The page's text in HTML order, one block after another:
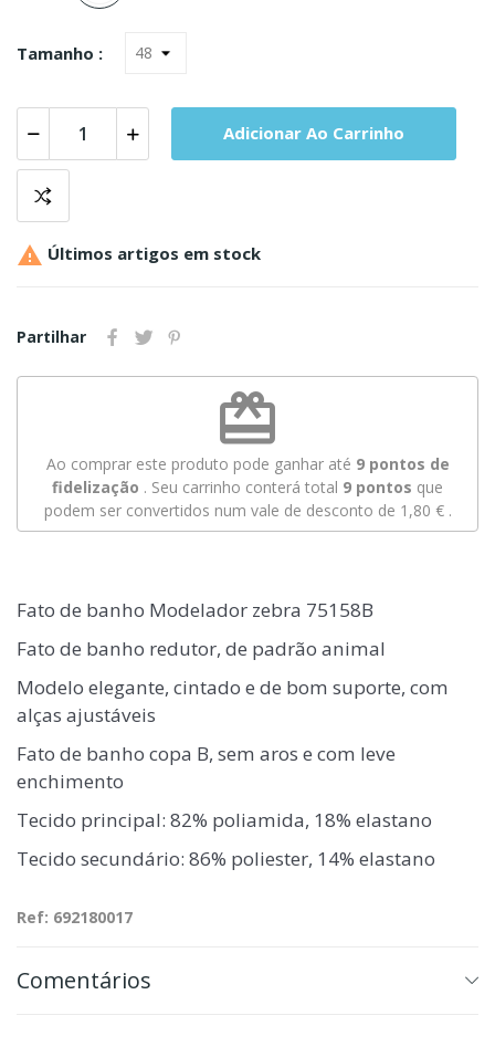
Tamanho :
Adicionar Ao Carrinho
 Últimos artigos em stock
Partilhar
redeem
Ao comprar este produto pode ganhar até 9pontos de
fidelização . Seu carrinho conterá total 9 pontos que
podem ser convertidos num vale de desconto de 1,80 €.
Fato de banho Modelador zebra 75158B
Fato de banho redutor, de padrão animal
Modelo elegante, cintado e de bom suporte, com
alças ajustáveis
Fato de banho copa B, sem aros e com leve
enchimento
Tecido principal: 82% poliamida, 18% elastano
Tecido secundário: 86% poliester, 14% elastano
Ref: 692180017
Comentários